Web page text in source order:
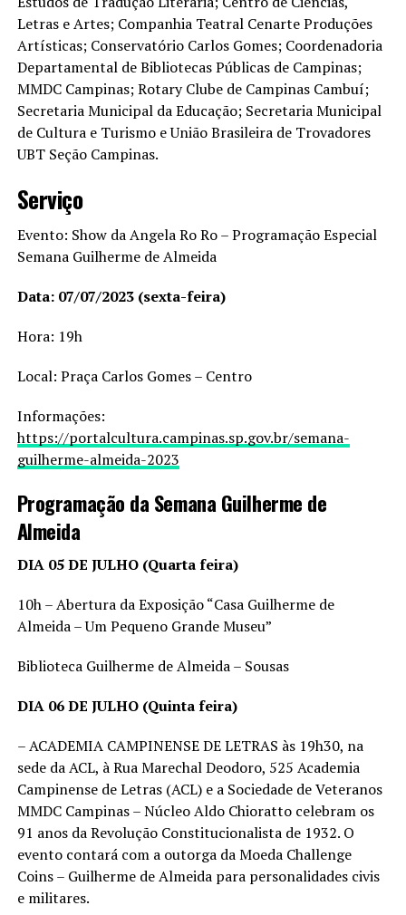
Letras e Artes; Companhia Teatral Cenarte Produções
Artísticas; Conservatório Carlos Gomes; Coordenadoria
Departamental de Bibliotecas Públicas de Campinas;
MMDC Campinas; Rotary Clube de Campinas Cambuí;
Secretaria Municipal da Educação; Secretaria Municipal
de Cultura e Turismo e União Brasileira de Trovadores
UBT Seção Campinas.
Serviço
Evento: Show da Angela Ro Ro – Programação Especial
Semana Guilherme de Almeida
Data: 07/07/2023 (sexta-feira)
Hora: 19h
Local: Praça Carlos Gomes – Centro
Informações:
https://portalcultura.campinas.sp.gov.br/semana-
guilherme-almeida-2023
Programação da Semana Guilherme de
Almeida
DIA 05 DE JULHO (Quarta feira)
10h – Abertura da Exposição “Casa Guilherme de
Almeida – Um Pequeno Grande Museu”
Biblioteca Guilherme de Almeida – Sousas
DIA 06 DE JULHO (Quinta feira)
– ACADEMIA CAMPINENSE DE LETRAS às 19h30, na
sede da ACL, à Rua Marechal Deodoro, 525 Academia
Campinense de Letras (ACL) e a Sociedade de Veteranos
MMDC Campinas – Núcleo Aldo Chioratto celebram os
91 anos da Revolução Constitucionalista de 1932. O
evento contará com a outorga da Moeda Challenge
Coins – Guilherme de Almeida para personalidades civis
e militares.